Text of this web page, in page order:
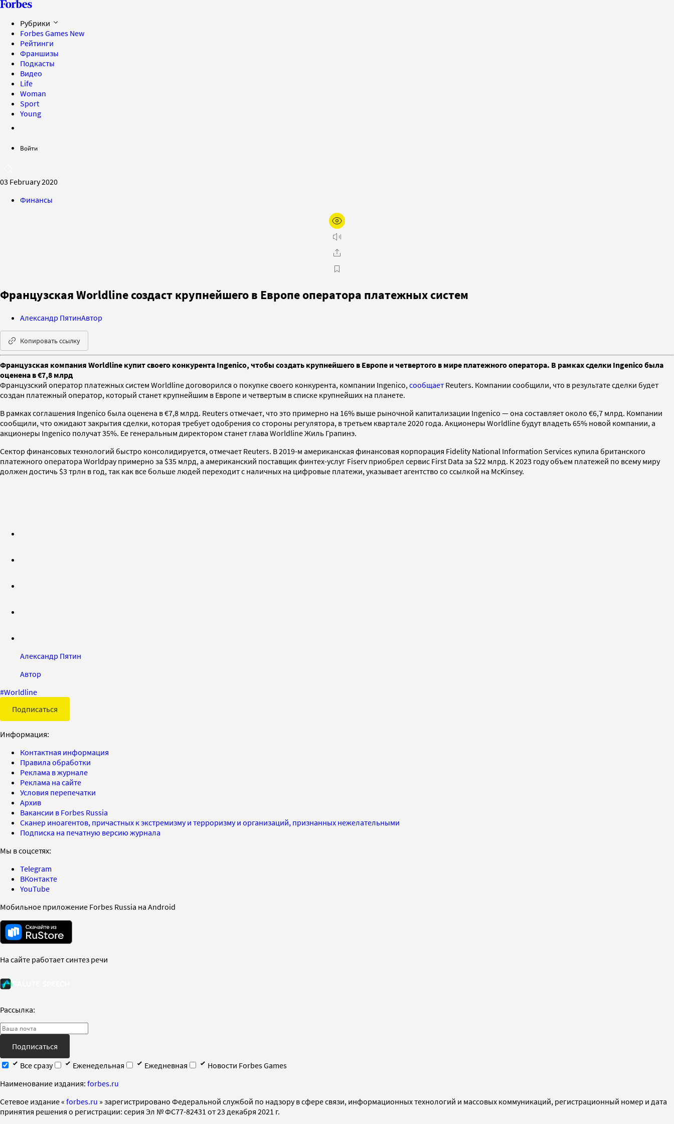
Рубрики
Forbes Games New
Рейтинги
Франшизы
Подкасты
Видео
Life
Woman
Sport
Young
Войти
03 February 2020
Финансы
Французская Worldline создаст крупнейшего в Европе оператора платежных систем
Александр ПятинАвтор
Копировать ссылку
Французская компания Worldline купит своего конкурента Ingenico, чтобы создать крупнейшего в Европе и четвертого в мире платежного оператора. В рамках сделки Ingenico была
оценена в €7,8 млрд
Французский оператор платежных систем Worldline договорился о покупке своего конкурента, компании Ingenico, сообщает Reuters. Компании сообщили, что в результате сделки будет
создан платежный оператор, который станет крупнейшим в Европе и четвертым в списке крупнейших на планете.
В рамках соглашения Ingenico была оценена в €7,8 млрд. Reuters отмечает, что это примерно на 16% выше рыночной капитализации Ingenico — она составляет около €6,7 млрд. Компании
сообщили, что ожидают закрытия сделки, которая требует одобрения со стороны регулятора, в третьем квартале 2020 года. Акционеры Worldline будут владеть 65% новой компании, а
акционеры Ingenico получат 35%. Ее генеральным директором станет глава Worldline Жиль Грапинэ.
Сектор финансовых технологий быстро консолидируется, отмечает Reuters. В 2019-м американская финансовая корпорация Fidelity National Information Services купила британского
платежного оператора Worldpay примерно за $35 млрд, а американский поставщик финтех-услуг Fiserv приобрел сервис First Data за $22 млрд. К 2023 году объем платежей по всему миру
должен достичь $3 трлн в год, так как все больше людей переходит с наличных на цифровые платежи, указывает агентство со ссылкой на McKinsey.
Александр Пятин
Автор
#Worldline
Подписаться
Информация:
Контактная информация
Правила обработки
Реклама в журнале
Реклама на сайте
Условия перепечатки
Архив
Вакансии в Forbes Russia
Сканер иноагентов, причастных к экстремизму и терроризму и организаций, признанных нежелательными
Подписка на печатную версию журнала
Мы в соцсетях:
Telegram
ВКонтакте
YouTube
Мобильное приложение Forbes Russia на Android
На сайте работает синтез речи
Рассылка:
Подписаться
Все сразу
Еженедельная Ежедневная
Новости Forbes Games
Наименование издания: forbes.ru
Cетевое издание « forbes.ru » зарегистрировано Федеральной службой по надзору в сфере связи, информационных технологий и массовых коммуникаций, регистрационный номер и дата
принятия решения о регистрации: серия Эл № ФС77-82431 от 23 декабря 2021 г.